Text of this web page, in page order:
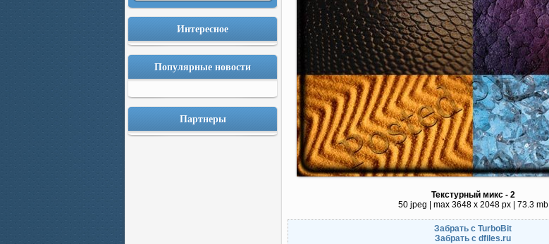
Интересное
Популярные новости
Партнеры
Текстурный микс - 2
50 jpeg | max 3648 x 2048 px | 73.3 mb
Забрать с TurboBit
Забрать с dfiles.ru